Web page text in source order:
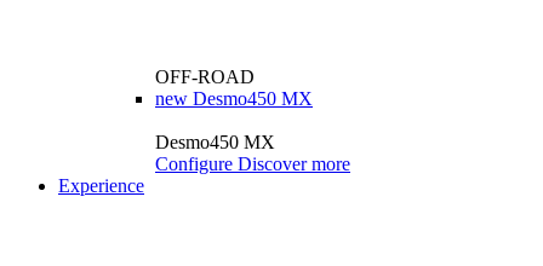
OFF-ROAD
new Desmo450 MX
Desmo450 MX
Configure Discover more
Experience